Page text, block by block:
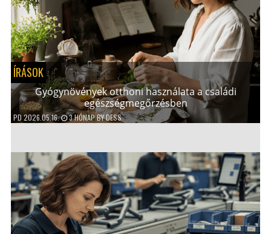
ÍRÁSOK
Gyógynövények otthoni használata a családi
egészségmegőrzésben
PD2026.05.16. 3 HÓNAPBYDESS